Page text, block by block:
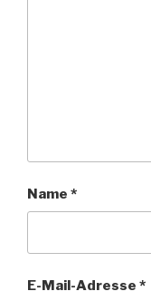
Name *
E-Mail-Adresse *